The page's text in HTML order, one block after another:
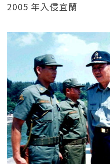
2005 年入侵宜蘭